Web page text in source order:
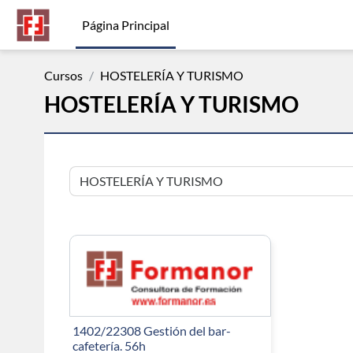
Salta al contenido principal
Página Principal
Cursos HOSTELERÍA Y TURISMO
HOSTELERÍA Y TURISMO
Categorías
1402/22308 Gestión del bar-
cafetería. 56h